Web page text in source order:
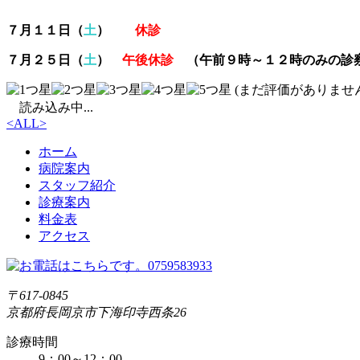
７月１１日（土） 休診
７月２５日（土） 午後休診（午前９時～１２時のみの診
(まだ評価がありませ
読み込み中...
<ALL>
ホーム
病院案内
スタッフ紹介
診療案内
料金表
アクセス
〒617-0845
京都府長岡京市下海印寺西条26
診療時間